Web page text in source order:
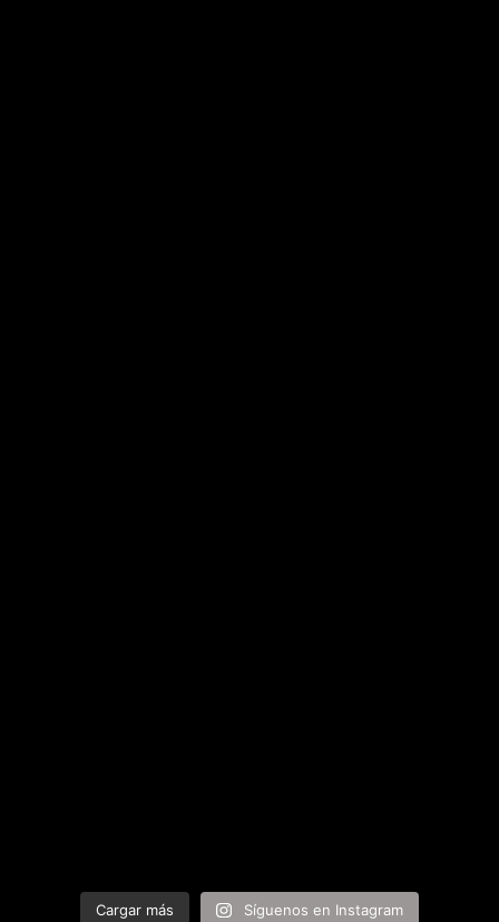
Cargar más Síguenos en Instagram